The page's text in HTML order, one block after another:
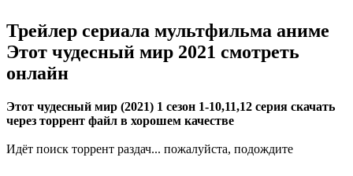
Трейлер сериала мультфильма аниме
Этот чудесный мир 2021 смотреть
онлайн
Этот чудесный мир (2021) 1 сезон 1-10,11,12 серия скачать
через торрент файл в хорошем качестве
Идёт поиск торрент раздач... пожалуйста, подождите